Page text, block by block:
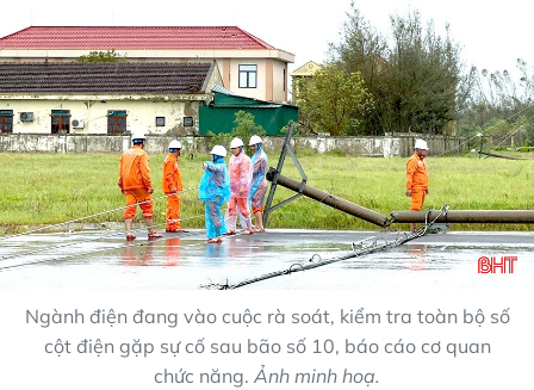
Ngành điện đang vào cuộc rà soát, kiểm tra toàn bộ số
cột điện gặp sự cố sau bão số 10, báo cáo cơ quan
chức năng. Ảnh minh hoạ.